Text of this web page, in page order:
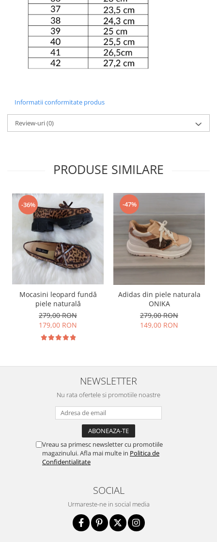
Informatii conformitate produs
Review-uri(0)
PRODUSE SIMILARE
-36%
Mocasini leopard fundă
piele naturală
279,00 RON
179,00 RON
-47%
Adidas din piele naturala
ONIKA
279,00 RON
149,00 RON
NEWSLETTER
Nu rata ofertele si promotiile noastre
Vreau sa primesc newsletter cu promotiile
magazinului. Afla mai multe in Politica de
Confidentialitate
SOCIAL
Urmareste-ne in social media